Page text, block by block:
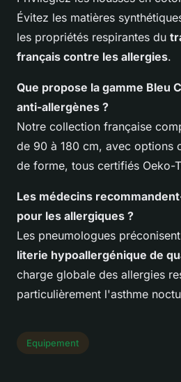
Évitez les matières
les propriétés respirantes du
français contre les allergies.
Que propose la gamme Bleu
anti-allergènes ?
Notre collection française
de 90 à 180 cm, avec options
de forme, tous certifiés Oeko-
Les médecins
pour les allergiques ?
Les pneumologues
literie hypoallergénique de
charge globale des allergies
particulièrement l'asthme
Equipement